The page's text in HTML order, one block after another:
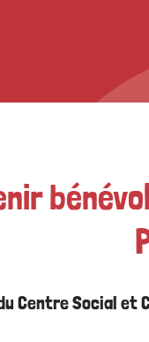
Centre Social